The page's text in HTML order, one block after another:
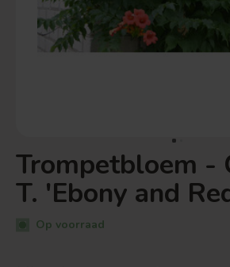
Trompetbloem -
T. 'Ebony and
Op voorraad